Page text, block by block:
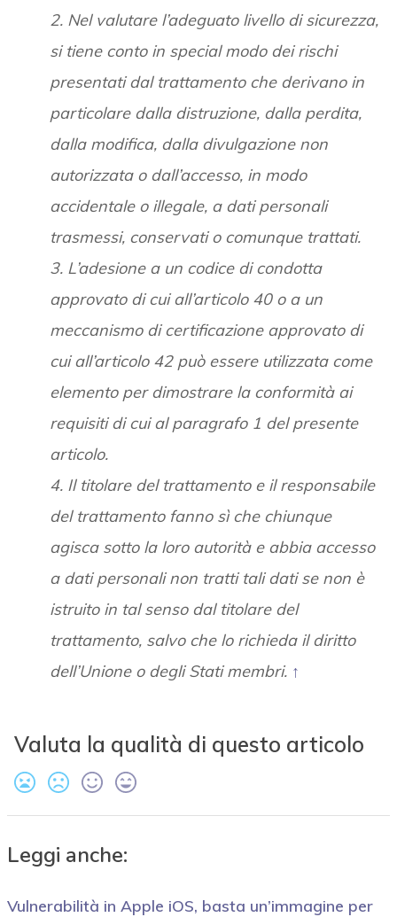
2. Nel valutare l’adeguato livello di sicurezza,
si tiene conto in special modo dei rischi
presentati dal trattamento che derivano in
particolare dalla distruzione, dalla perdita,
dalla modifica, dalla divulgazione non
autorizzata o dall’accesso, in modo
accidentale o illegale, a dati personali
trasmessi, conservati o comunque trattati.
3. L’adesione a un codice di condotta
approvato di cui all’articolo 40 o a un
meccanismo di certificazione approvato di
cui all’articolo 42 può essere utilizzata come
elemento per dimostrare la conformità ai
requisiti di cui al paragrafo 1 del presente
articolo.
4. Il titolare del trattamento e il responsabile
del trattamento fanno sì che chiunque
agisca sotto la loro autorità e abbia accesso
a dati personali non tratti tali dati se non è
istruito in tal senso dal titolare del
trattamento, salvo che lo richieda il diritto
dell’Unione o degli Stati membri. ↑
Valuta la qualità di questo articolo
Leggi anche:
Vulnerabilità in Apple iOS, basta un’immagine per